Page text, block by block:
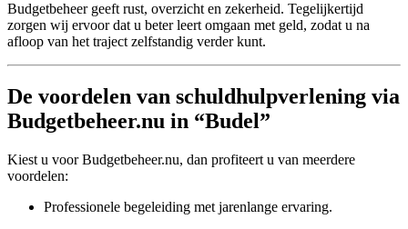
Budgetbeheer geeft rust, overzicht en zekerheid. Tegelijkertijd
zorgen wij ervoor dat u beter leert omgaan met geld, zodat u na
afloop van het traject zelfstandig verder kunt.
De voordelen van schuldhulpverlening via
Budgetbeheer.nu in “Budel”
Kiest u voor Budgetbeheer.nu, dan profiteert u van meerdere
voordelen:
Professionele begeleiding met jarenlange ervaring.